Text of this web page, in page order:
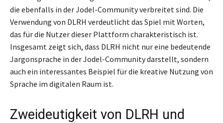
die ebenfalls in der Jodel-Community verbreitet sind. Die
Verwendung von DLRH verdeutlicht das Spiel mit Worten,
das für die Nutzer dieser Plattform charakteristisch ist.
Insgesamt zeigt sich, dass DLRH nicht nur eine bedeutende
Jargonsprache in der Jodel-Community darstellt, sondern
auch ein interessantes Beispiel für die kreative Nutzung von
Sprache im digitalen Raum ist.
Zweideutigkeit von DLRH und